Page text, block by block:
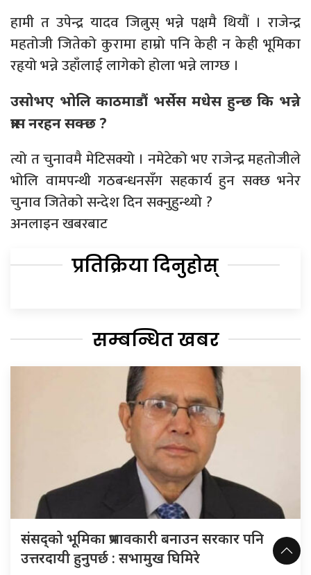
हामी त उपेन्द्र यादव जित्नुस् भन्ने पक्षमै थियौं । राजेन्द्र
महतोजी जितेको कुरामा हाम्रो पनि केही न केही भूमिका
रहृयो भन्ने उहाँलाई लागेको होला भन्ने लाग्छ ।
उसोभए भोलि काठमाडौं भर्सेस मधेस हुन्छ कि भन्ने
त्रास नरहन सक्छ ?
त्यो त चुनावमै मेटिसक्यो । नमेटेको भए राजेन्द्र महतोजीले
भोलि वामपन्थी गठबन्धनसँग सहकार्य हुन सक्छ भनेर
चुनाव जितेको सन्देश दिन सक्नुहुन्थ्यो ?
अनलाइन खबरबाट
प्रतिक्रिया दिनुहोस्
सम्बन्धित खबर
संसद्को भूमिका प्रभावकारी बनाउन सरकार पनि
उत्तरदायी हुनुपर्छ : सभामुख घिमिरे